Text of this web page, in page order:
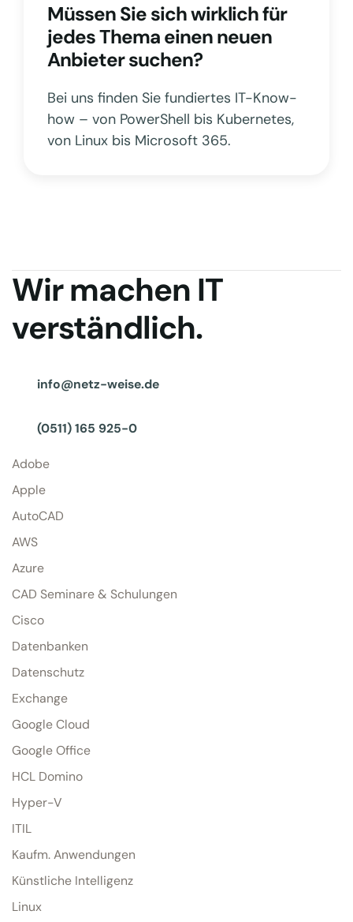
Müssen Sie sich wirklich für
jedes Thema einen neuen
Anbieter suchen?
Bei uns finden Sie fundiertes IT-Know-
how – von PowerShell bis Kubernetes,
von Linux bis Microsoft 365.
Wir machen IT
verständlich.
info@netz-weise.de
(0511) 165 925-0
Adobe
Apple
AutoCAD
AWS
Azure
CAD Seminare & Schulungen
Cisco
Datenbanken
Datenschutz
Exchange
Google Cloud
Google Office
HCL Domino
Hyper-V
ITIL
Kaufm. Anwendungen
Künstliche Intelligenz
Linux